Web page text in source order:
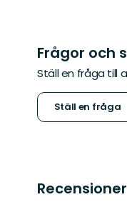
Frågor och
Ställ en fråga till
Ställ en fråga
Recensioner